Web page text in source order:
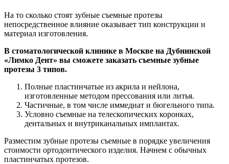
На то сколько стоят зубные съемные протезы
непосредственное влияние оказывает тип конструкции и
материал изготовления.
В стоматологической клинике в Москве на Дубнинской
«Лимко Дент» вы сможете заказать съемные зубные
протезы 3 типов.
Полные пластинчатые из акрила и нейлона,
изготовленные методом прессования или литья.
Частичные, в том числе иммедиат и бюгельного типа.
Условно съемные на телескопических коронках,
дентальных и внутриканальных имплантах.
Разместим зубные протезы съемные в порядке увеличения
стоимости ортодонтического изделия. Начнем с обычных
пластинчатых протезов.